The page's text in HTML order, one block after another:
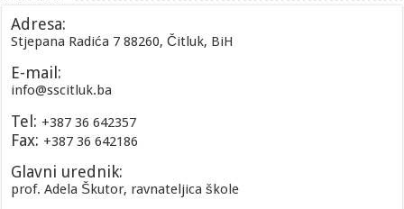
Adresa:
Stjepana Radića 7 88260, Čitluk, BiH
E-mail:
info@sscitluk.ba
Tel: +387 36 642357
Fax: +387 36 642186
Glavni urednik:
prof. Adela Škutor, ravnateljica škole